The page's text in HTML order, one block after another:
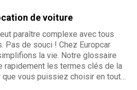
de voiture
paraître complexe avec tous
Pas de souci ! Chez Europcar
la vie. Notre glossaire
rapidement les termes clés de la
que vous puissiez choisir en toute